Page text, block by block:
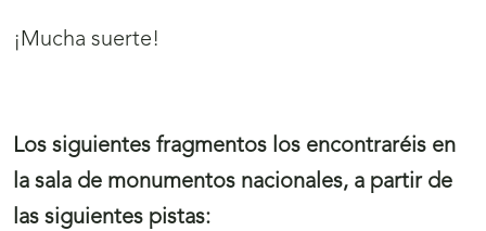
¡Mucha suerte!
Los siguientes fragmentos los encontraréis en
la sala de monumentos nacionales, a partir de
las siguientes pistas: